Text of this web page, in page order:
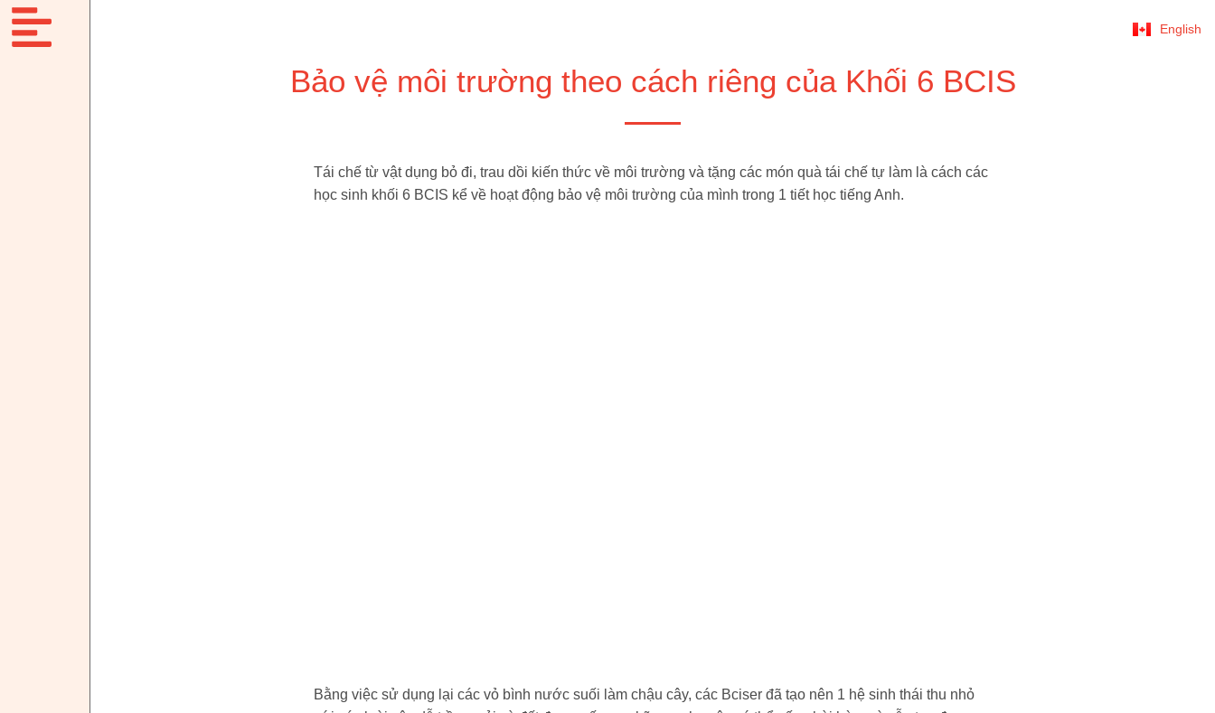
Bảo vệ môi trường theo cách riêng của Khối 6 BCIS
English
Tái chế từ vật dụng bỏ đi, trau dồi kiến thức về môi trường và tặng các món quà tái chế tự làm là cách các
học sinh khối 6 BCIS kể về hoạt động bảo vệ môi trường của mình trong 1 tiết học tiếng Anh.
Bằng việc sử dụng lại các vỏ bình nước suối làm chậu cây, các Bciser đã tạo nên 1 hệ sinh thái thu nhỏ